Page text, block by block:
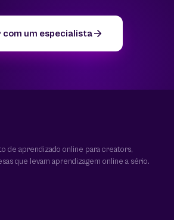
com um especialista
de aprendizado online para creators,
que levam aprendizagem online a sério.